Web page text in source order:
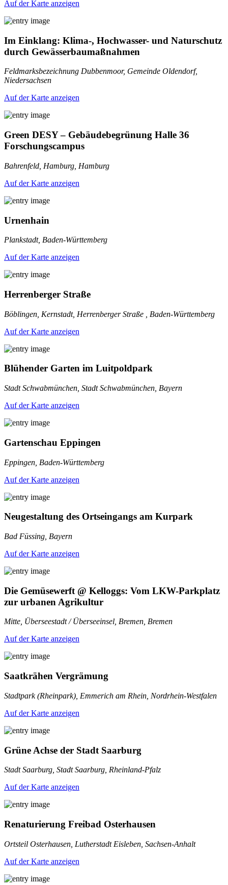
Auf der Karte anzeigen
Im Einklang: Klima-, Hochwasser- und Naturschutz
durch Gewässerbaumaßnahmen
Feldmarksbezeichnung Dubbenmoor, Gemeinde Oldendorf,
Niedersachsen
Auf der Karte anzeigen
Green DESY – Gebäudebegrünung Halle 36
Forschungscampus
Bahrenfeld, Hamburg, Hamburg
Auf der Karte anzeigen
Urnenhain
Plankstadt, Baden-Württemberg
Auf der Karte anzeigen
Herrenberger Straße
Böblingen, Kernstadt, Herrenberger Straße , Baden-Württemberg
Auf der Karte anzeigen
Blühender Garten im Luitpoldpark
Stadt Schwabmünchen, Stadt Schwabmünchen, Bayern
Auf der Karte anzeigen
Gartenschau Eppingen
Eppingen, Baden-Württemberg
Auf der Karte anzeigen
Neugestaltung des Ortseingangs am Kurpark
Bad Füssing, Bayern
Auf der Karte anzeigen
Die Gemüsewerft @ Kelloggs: Vom LKW-Parkplatz
zur urbanen Agrikultur
Mitte, Überseestadt / Überseeinsel, Bremen, Bremen
Auf der Karte anzeigen
Saatkrähen Vergrämung
Stadtpark (Rheinpark), Emmerich am Rhein, Nordrhein-Westfalen
Auf der Karte anzeigen
Grüne Achse der Stadt Saarburg
Stadt Saarburg, Stadt Saarburg, Rheinland-Pfalz
Auf der Karte anzeigen
Renaturierung Freibad Osterhausen
Ortsteil Osterhausen, Lutherstadt Eisleben, Sachsen-Anhalt
Auf der Karte anzeigen